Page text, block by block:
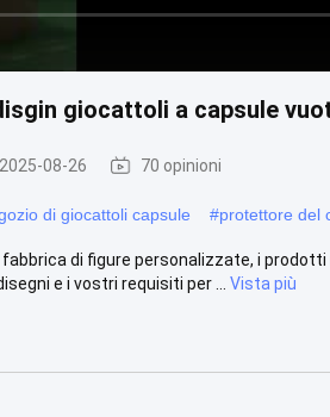
giocattoli a capsule
2025-08-26 70 opinioni
di giocattoli capsule #protettore del
di figure personalizzate, i
e i vostri requisiti per ...
Vista più